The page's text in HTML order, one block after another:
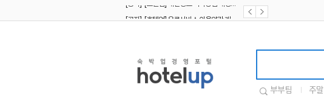
부부팀 주말